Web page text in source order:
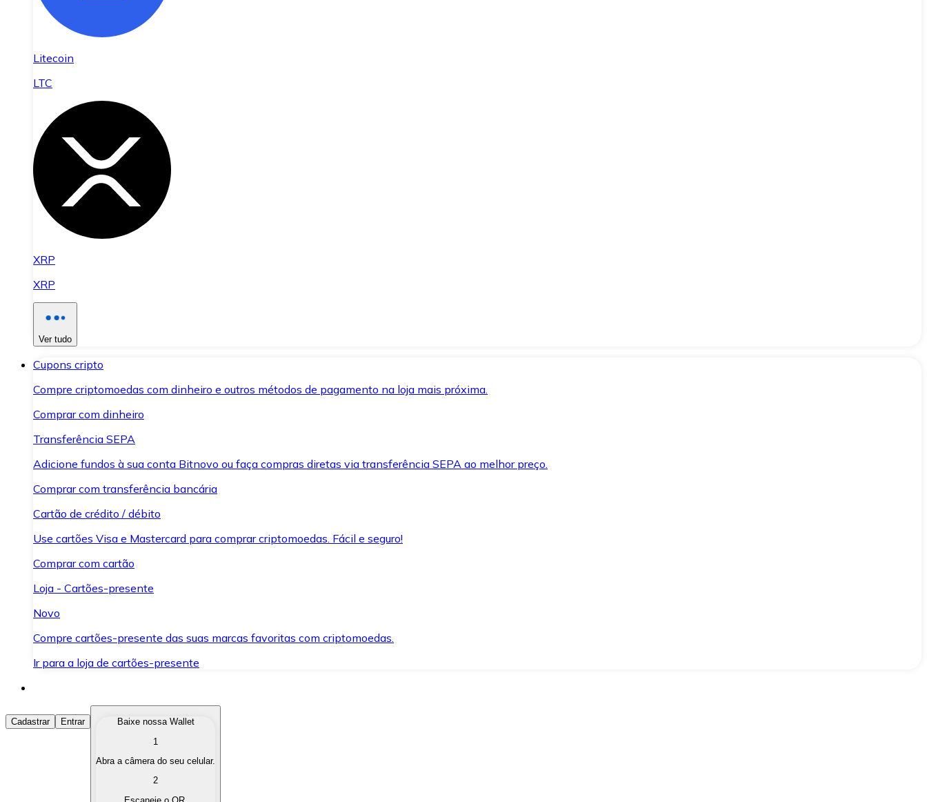
Litecoin
LTC
XRP
XRP
Ver tudo
Cupons cripto
Compre criptomoedas com dinheiro e outros métodos de pagamento na loja mais próxima.
Comprar com dinheiro
Transferência SEPA
Adicione fundos à sua conta Bitnovo ou faça compras diretas via transferência SEPA ao melhor preço.
Comprar com transferência bancária
Cartão de crédito / débito
Use cartões Visa e Mastercard para comprar criptomoedas. Fácil e seguro!
Comprar com cartão
Loja - Cartões-presente
Novo
Compre cartões-presente das suas marcas favoritas com criptomoedas.
Ir para a loja de cartões-presente
Comprar Criptomoedas
Compre as criptomoedas de seu interesse de forma rápida e segura.
Converta suas criptomoedas em moeda fiduciária quando precisar.
Cadastrar Entrar
Baixe nossa Wallet
1
Abra a câmera do seu celular.
2